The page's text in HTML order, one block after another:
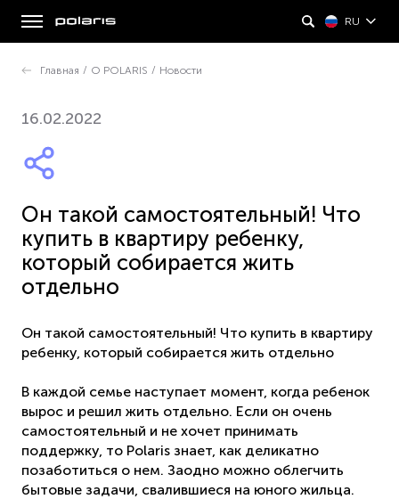
RU
Главная / О POLARIS / Новости
16.02.2022
Он такой самостоятельный! Что
купить в квартиру ребенку,
который собирается жить
отдельно
Он такой самостоятельный! Что купить в квартиру
ребенку, который собирается жить отдельно
В каждой семье наступает момент, когда ребенок
вырос и решил жить отдельно. Если он очень
самостоятельный и не хочет принимать
поддержку, то Polaris знает, как деликатно
позаботиться о нем. Заодно можно облегчить
бытовые задачи, свалившиеся на юного жильца.